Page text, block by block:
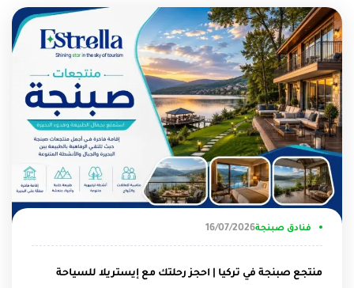
فنادق صبنجة16/07/2026
منتجع صبنجة في تركيا | احجز رحلتك مع إيستريلا للسياحة